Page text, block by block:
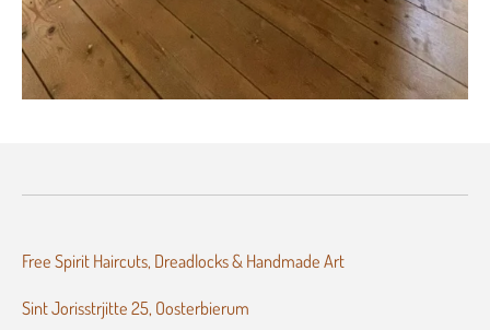
Free Spirit Haircuts, Dreadlocks & Handmade Art
Sint Jorisstrjitte 25, Oosterbierum